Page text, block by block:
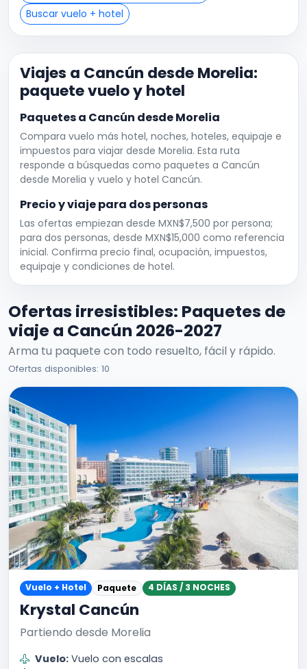
Buscar vuelo + hotel
Viajes a Cancún desde Morelia:
paquete vuelo y hotel
Paquetes a Cancún desde Morelia
Compara vuelo más hotel, noches, hoteles, equipaje e
impuestos para viajar desde Morelia. Esta ruta
responde a búsquedas como paquetes a Cancún
desde Morelia y vuelo y hotel Cancún.
Precio y viaje para dos personas
Las ofertas empiezan desde MXN$7,500 por persona;
para dos personas, desde MXN$15,000 como referencia
inicial. Confirma precio final, ocupación, impuestos,
equipaje y condiciones de hotel.
Ofertas irresistibles: Paquetes de
viaje a Cancún 2026-2027
Arma tu paquete con todo resuelto, fácil y rápido.
Ofertas disponibles: 10
Vuelo + Hotel Paquete 4 DÍAS / 3 NOCHES
Krystal Cancún
Partiendo desde Morelia
Vuelo: Vuelo con escalas